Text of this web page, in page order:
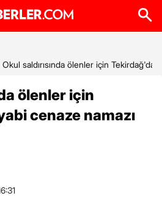
Okul saldırısında ölenler için Tekirdağ'da
ölenler için
cenaze namazı